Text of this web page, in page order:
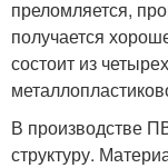
преломляется,
получается
состоит из
В производстве
структуру.